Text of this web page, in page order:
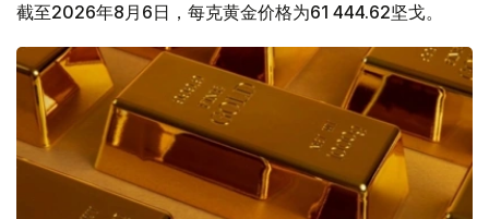
截至2026年8月6日，每克黄金价格为61 444.62坚戈。